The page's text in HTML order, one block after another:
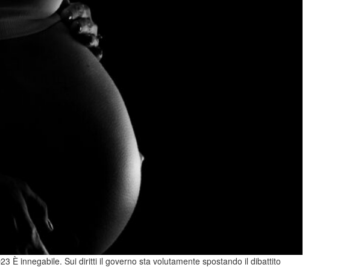
È innegabile. Sui diritti il governo sta volutamente spostando il dibattito